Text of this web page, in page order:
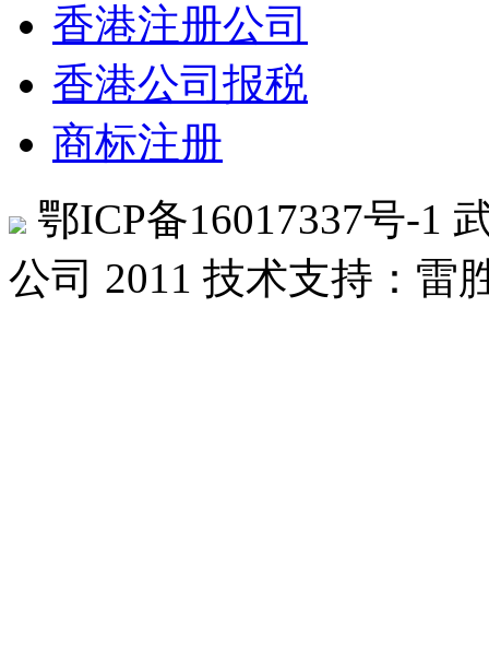
香港注册公司
香港公司报税
商标注册
鄂ICP备16017337号-1
公司 2011 技术支持：雷